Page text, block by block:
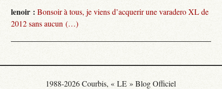
lenoir : Bonsoir à tous, je viens d’acquerir une varadero XL de
2012 sans aucun (…)
1988-2026 Courbis, « LE » Blog Officiel